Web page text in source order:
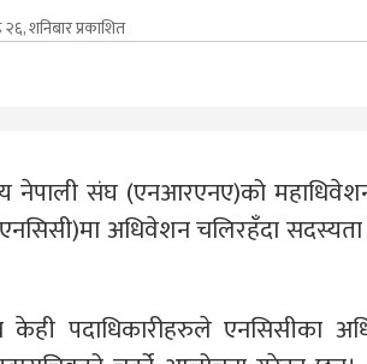
शनिबारप्रकाशित
नेपाली संघ (एनआरएनए)को महाधिवेशन
अधिवेशन चलिरहँदा
केही पदाधिकारीहरुले एनसिसीका